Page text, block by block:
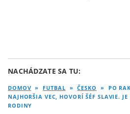
NACHÁDZATE SA TU:
DOMOV » FUTBAL » ČESKO »
PO
NAJHORŠIA VEC, HOVORÍ ŠÉF SLAVIE.
RODINY